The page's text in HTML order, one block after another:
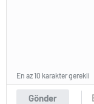
Gönder
En az 10 karakter gerekli